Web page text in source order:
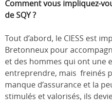
Comment vous impliquez-
de SQY ?
Tout d’abord, le CIESS est
Bretonneux pour
et des hommes qui ont une
entreprendre, mais freinés
manque d’assurance et la
stimulés et valorisés, ils